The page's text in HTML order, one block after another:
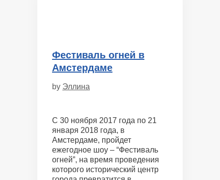
Фестиваль огней в
Амстердаме
by Эллина
С 30 ноября 2017 года по 21
января 2018 года, в
Амстердаме, пройдет
ежегодное шоу – “Фестиваль
огней”, на время проведения
которого исторический центр